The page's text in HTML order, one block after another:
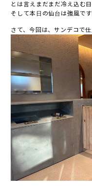
とは言えまだまだ冷え込む
そして本日の仙台は強風で
さて、今回は、サンデコで